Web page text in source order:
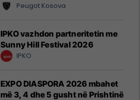
Peugot Kosova
IPKO vazhdon partneritetin me
Sunny Hill Festival 2026
IPKO
EXPO DIASPORA 2026 mbahet
më 3, 4 dhe 5 gusht në Prishtinë